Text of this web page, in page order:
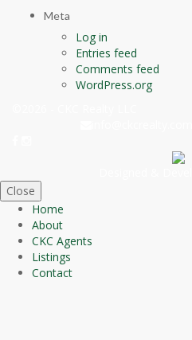
Meta
Log in
Entries feed
Comments feed
WordPress.org
Close
Home
About
CKC Agents
Listings
Contact